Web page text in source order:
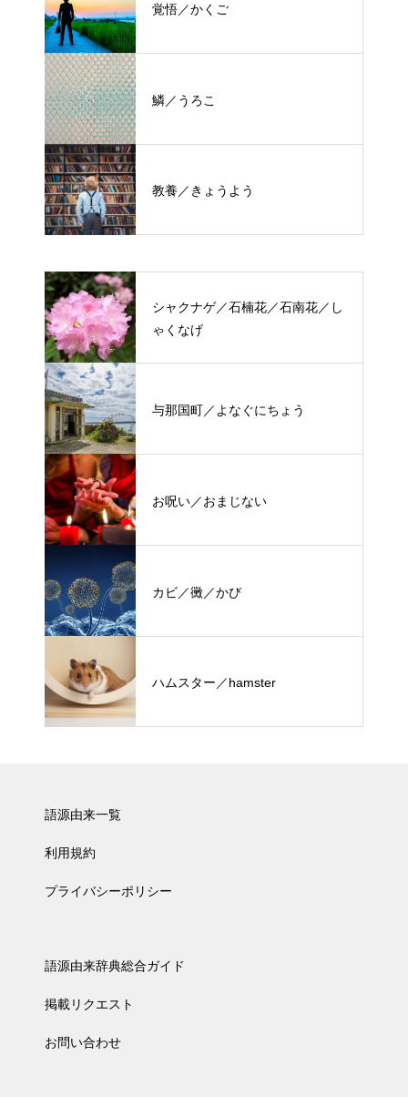
覚悟／かくご
鱗／うろこ
教養／きょうよう
シャクナゲ／石楠花／石南花／し
ゃくなげ
与那国町／よなぐにちょう
お呪い／おまじない
カビ／黴／かび
ハムスター／hamster
語源由来一覧
利用規約
プライバシーポリシー
語源由来辞典総合ガイド
掲載リクエスト
お問い合わせ